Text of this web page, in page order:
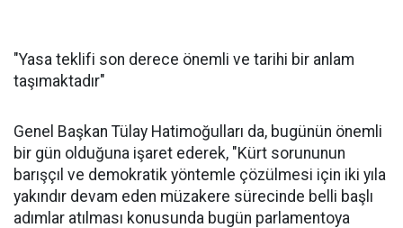
"Yasa teklifi son derece önemli ve tarihi bir anlam
taşımaktadır"
Genel Başkan Tülay Hatimoğulları da, bugünün önemli
bir gün olduğuna işaret ederek, "Kürt sorununun
barışçıl ve demokratik yöntemle çözülmesi için iki yıla
yakındır devam eden müzakere sürecinde belli başlı
adımlar atılması konusunda bugün parlamentoya